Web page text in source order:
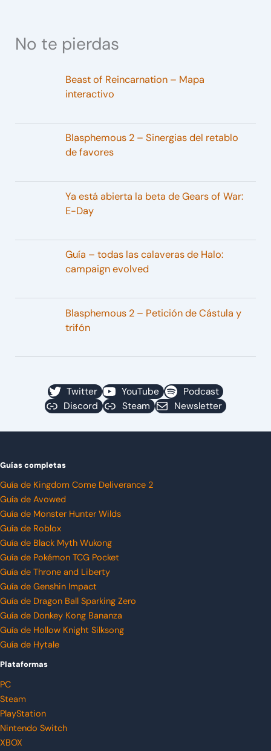
No te pierdas
Beast of Reincarnation – Mapa
interactivo
Blasphemous 2 – Sinergias del retablo
de favores
Ya está abierta la beta de Gears of War:
E-Day
Guía – todas las calaveras de Halo:
campaign evolved
Blasphemous 2 – Petición de Cástula y
trifón
Twitter YouTube
Podcast
Discord
Steam Newsletter
Guías completas
Guía de Kingdom Come Deliverance 2
Guía de Avowed
Guía de Monster Hunter Wilds
Guía de Roblox
Guía de Black Myth Wukong
Guía de Pokémon TCG Pocket
Guía de Throne and Liberty
Guía de Genshin Impact
Guía de Dragon Ball Sparking Zero
Guía de Donkey Kong Bananza
Guía de Hollow Knight Silksong
Guía de Hytale
Plataformas
PC
Steam
PlayStation
Nintendo Switch
XBOX